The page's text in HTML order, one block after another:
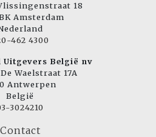
18
Amsterdam
462 4300
Uitgevers België nv
Waelstraat 17A
Antwerpen
België
3024210
Contact